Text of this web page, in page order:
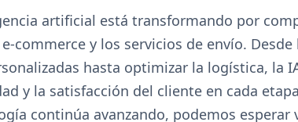
artificial está transformando por
commerce y los servicios de envío.
hasta optimizar la logística, la
y la satisfacción del cliente en cada
continúa avanzando, podemos esperar